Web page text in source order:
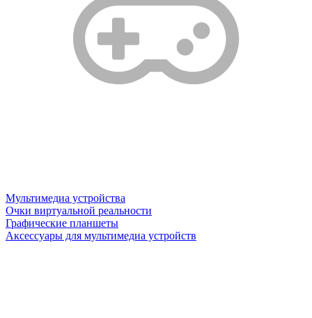
Мультимедиа устройства
Очки виртуальной реальности
Графические планшеты
Аксессуары для мультимедиа устройств